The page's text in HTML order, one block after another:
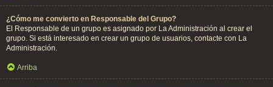
¿Cómo me convierto en Responsable del Grupo?
El Responsable de un grupo es asignado por La Administración al crear el
grupo. Si está interesado en crear un grupo de usuarios, contacte con La
Administración.
Arriba